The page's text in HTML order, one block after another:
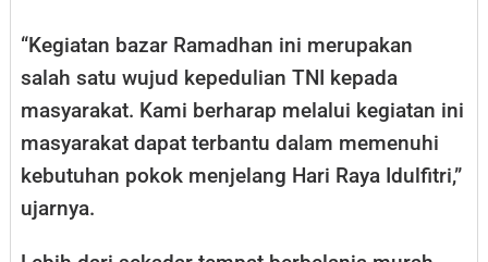
“Kegiatan bazar Ramadhan ini merupakan
salah satu wujud kepedulian TNI kepada
masyarakat. Kami berharap melalui kegiatan ini
masyarakat dapat terbantu dalam memenuhi
kebutuhan pokok menjelang Hari Raya Idulfitri,”
ujarnya.